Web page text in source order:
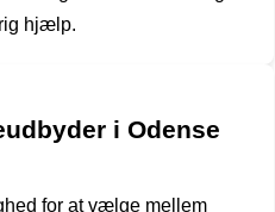
hjælp.
i Odense
for at vælge mellem